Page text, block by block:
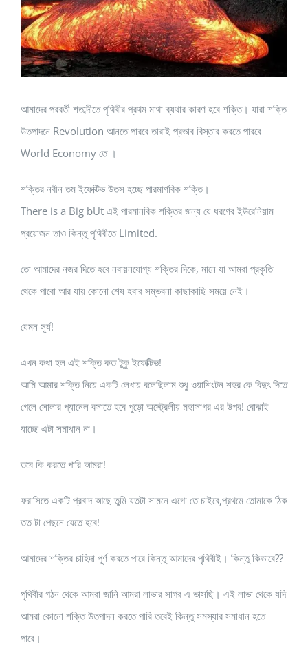
আমাদের পরবর্তী শতাব্দীতে পৃথিবীর প্রথম মাথা ব্যথার কারণ হবে শক্তি। যারা শক্তি
উতপাদনে Revolution আনতে পারবে তারাই প্রভাব বিস্তার করতে পারবে
World Economy তে ।
শক্তির নবীন তম ইফেক্টিভ উতস হচ্ছে পারমাণবিক শক্তি।
There is a Big bUt এই পারমানবিক শক্তির জন্য যে ধরণের ইউরেনিয়াম
প্রয়োজন তাও কিন্তু পৃথিবীতে Limited.
তো আমাদের নজর দিতে হবে নবায়নযোগ্য শক্তির দিকে, মানে যা আমরা প্রকৃতি
থেকে পাবো আর যায় কোনো শেষ হবার সম্ভবনা কাছাকাছি সময়ে নেই।
যেমন সূর্য!
এখন কথা হল এই শক্তি কত টুকু ইফেক্টিভ!
আমি আমার শক্তি নিয়ে একটি লেখায় বলেছিলাম শুধু ওয়াশিংটন শহর কে বিদুৎ দিতে
গেলে সোলার প্যানেল বসাতে হবে পুড়ো অস্ট্রেলীয় মহাসাগর এর উপর! বোঝাই
যাচ্ছে এটা সমাধান না।
তবে কি করতে পারি আমরা!
ফরাসিতে একটি প্রবাদ আছে তুমি যতটা সামনে এগো তে চাইবে,প্রথমে তোমাকে ঠিক
তত টা পেছনে যেতে হবে!
আমাদের শক্তির চাহিদা পূর্ণ করতে পারে কিন্তু আমাদের পৃথিবীই। কিন্তু কিভাবে??
পৃথিবীর গঠন থেকে আমরা জানি আমরা লাভার সাগর এ ভাসছি। এই লাভা থেকে যদি
আমরা কোনো শক্তি উতপাদন করতে পারি তবেই কিন্তু সমস্যার সমাধান হতে
পারে।